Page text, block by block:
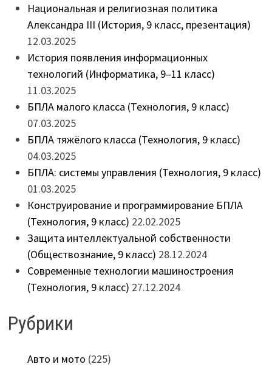
Национальная и религиозная политика
Александра III (История, 9 класс, презентация)
12.03.2025
История появления информационных
технологий (Информатика, 9–11 класс)
11.03.2025
БПЛА малого класса (Технология, 9 класс)
07.03.2025
БПЛА тяжёлого класса (Технология, 9 класс)
04.03.2025
БПЛА: системы управления (Технология, 9 класс)
01.03.2025
Конструирование и программирование БПЛА
(Технология, 9 класс) 22.02.2025
Защита интеллектуальной собственности
(Обществознание, 9 класс) 28.12.2024
Современные технологии машиностроения
(Технология, 9 класс) 27.12.2024
Рубрики
Авто и мото (225)